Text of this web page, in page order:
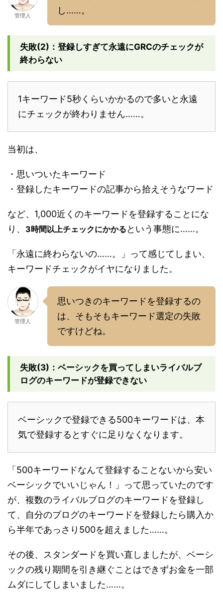
管理人
し……。
失敗(2)：登録しすぎて永遠にGRCのチェックが
終わらない
1キーワード5秒くらいかかるので多いと永遠
にチェックが終わりません……。
当初は、
・思いついたキーワード
・登録したキーワードの記事から拾えそうなワード
など、1,000近くのキーワードを登録することにな
り、 3時間以上チェックにかかる という事態に……。
「永遠に終わらないの……。」って感じてしまい、
キーワードチェックがイヤになりました。
管理人
思いつきのキーワードを登録するの
は、そもそもキーワード選定の失敗
ですけどね。
失敗(3)：ベーシックを買ってしまいライバルブ
ログのキーワードが登録できない
ベーシックで登録できる500キーワードは、本
気で登録するとすぐに足りなくなります。
「500キーワードなんて登録することないから安い
ベーシックでいいじゃん！」って思っていたのです
が、複数のライバルブログのキーワードを登録し
て、自分のブログのキーワードを登録したら購入か
ら半年であっさり500を超えました……。
その後、スタンダードを買い直しましたが、ベーシ
ックの残り期間を引き継ぐことはできずお金を一部
ムダにしてしまいました……。